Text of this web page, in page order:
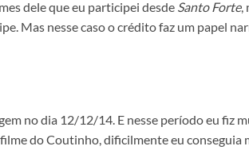
dele que eu participei desde Santo Forte,
Mas nesse caso o crédito faz um papel
no dia 12/12/14. E nesse período eu
do Coutinho, dificilmente eu conseguia